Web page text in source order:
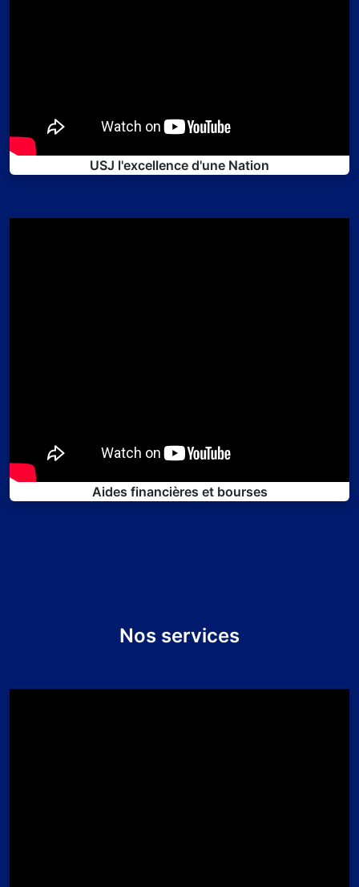
USJ l'excellence d'une Nation
Aides financières et bourses
Nos services